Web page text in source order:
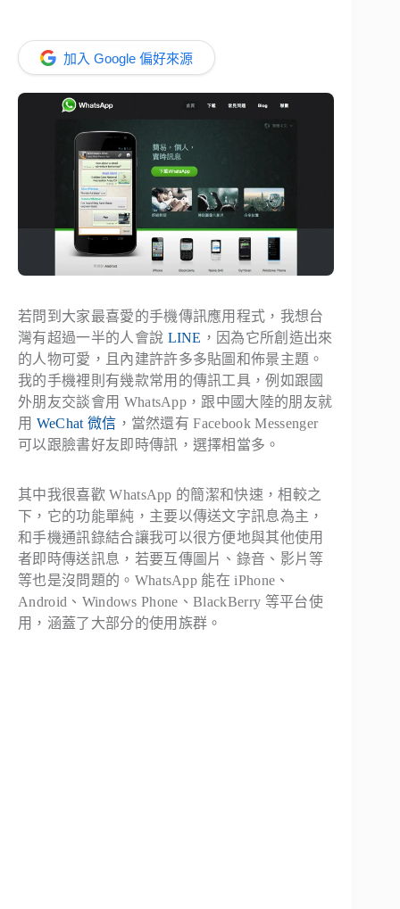
加入 Google 偏好來源
若問到大家最喜愛的手機傳訊應用程式，我想台
灣有超過一半的人會說 LINE ，因為它所創造出來
的人物可愛，且內建許許多多貼圖和佈景主題。
我的手機裡則有幾款常用的傳訊工具，例如跟國
外朋友交談會用 WhatsApp，跟中國大陸的朋友就
用 WeChat 微信 ，當然還有 Facebook Messenger
可以跟臉書好友即時傳訊，選擇相當多。
其中我很喜歡 WhatsApp 的簡潔和快速，相較之
下，它的功能單純，主要以傳送文字訊息為主，
和手機通訊錄結合讓我可以很方便地與其他使用
者即時傳送訊息，若要互傳圖片、錄音、影片等
等也是沒問題的。WhatsApp 能在 iPhone、
Android、Windows Phone、BlackBerry 等平台使
用，涵蓋了大部分的使用族群。